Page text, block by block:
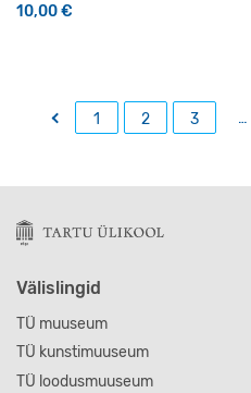
10,00€
← 1 2 3 …
Välislingid
TÜ muuseum
TÜ kunstimuuseum
TÜ loodusmuuseum